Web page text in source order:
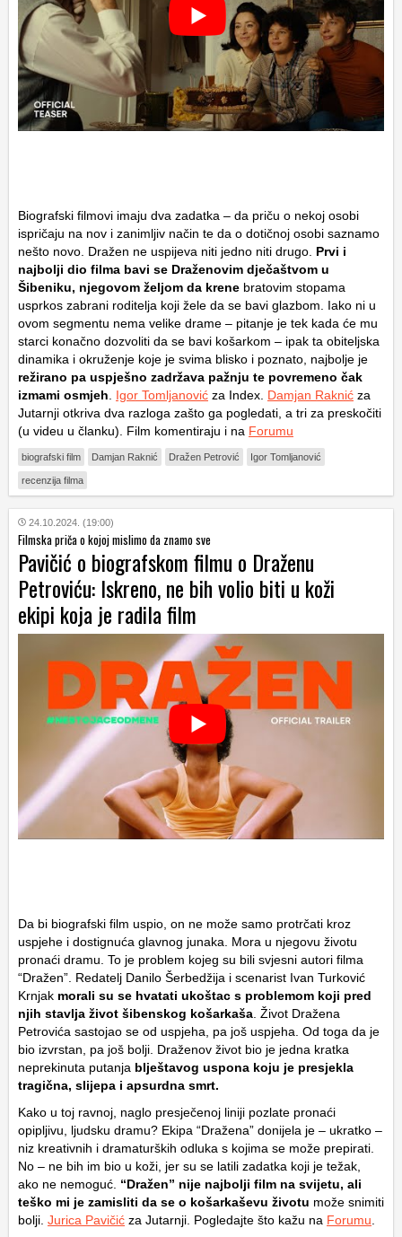
Biografski filmovi imaju dva zadatka – da priču o nekoj osobi
ispričaju na nov i zanimljiv način te da o dotičnoj osobi saznamo
nešto novo. Dražen ne uspijeva niti jedno niti drugo. Prvi i
najbolji dio filma bavi se Draženovim dječaštvom u
Šibeniku, njegovom željom da krene bratovim stopama
usprkos zabrani roditelja koji žele da se bavi glazbom. Iako ni u
ovom segmentu nema velike drame – pitanje je tek kada će mu
starci konačno dozvoliti da se bavi košarkom – ipak ta obiteljska
dinamika i okruženje koje je svima blisko i poznato, najbolje je
režirano pa uspješno zadržava pažnju te povremeno čak
izmami osmjeh
Igor Tomljanović za Index. Damjan Raknić za
Jutarnji otkriva dva razloga zašto ga pogledati, a tri za preskočiti
(u videu u članku). Film komentiraju i na Forumu
biografski film Damjan Raknić Dražen Petrović Igor Tomljanović
recenzija filma
24.10.2024. (19:00)
Filmska priča o kojoj mislimo da znamo sve
Pavičić o biografskom filmu o Draženu
Petroviću: Iskreno, ne bih volio biti u koži
ekipi koja je radila film
Da bi biografski film uspio, on ne može samo protrčati kroz
uspjehe i dostignuća glavnog junaka. Mora u njegovu životu
pronaći dramu. To je problem kojeg su bili svjesni autori filma
“Dražen”. Redatelj Danilo Šerbedžija i scenarist Ivan Turković
Krnjak morali su se hvatati ukoštac s problemom koji pred
njih stavlja život šibenskog košarkaša . Život Dražena
Petrovića sastojao se od uspjeha, pa još uspjeha. Od toga da je
bio izvrstan, pa još bolji. Draženov život bio je jedna kratka
neprekinuta putanja blještavog uspona koju je presjekla
tragična, slijepa i apsurdna smrt.
Kako u toj ravnoj, naglo presječenoj liniji pozlate pronaći
opipljivu, ljudsku dramu? Ekipa “Dražena” donijela je – ukratko –
niz kreativnih i dramaturških odluka s kojima se može prepirati.
No – ne bih im bio u koži, jer su se latili zadatka koji je težak,
ako ne nemoguć. “Dražen” nije najbolji film na svijetu, ali
teško mi je zamisliti da se o košarkaševu životu može snimiti
bolji. Jurica Pavičić za Jutarnji. Pogledajte što kažu na Forumu